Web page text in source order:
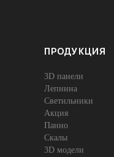
ПРОДУКЦИЯ
3D панели
Лепнина
Cветильники
Акция
Панно
Скалы
3D модели